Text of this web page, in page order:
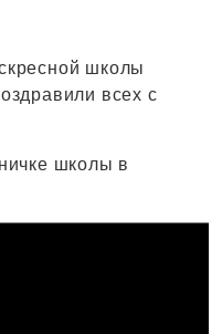
школы
всех с
школы в